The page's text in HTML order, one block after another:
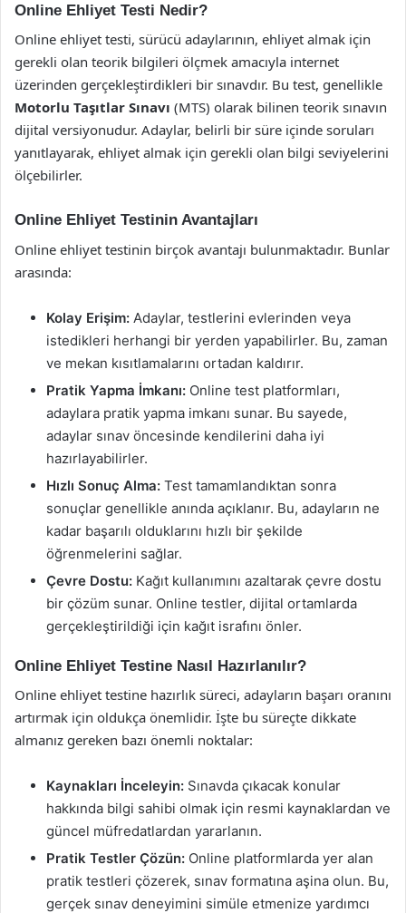
Online Ehliyet Testi Nedir?
Online ehliyet testi, sürücü adaylarının, ehliyet almak için
gerekli olan teorik bilgileri ölçmek amacıyla internet
üzerinden gerçekleştirdikleri bir sınavdır. Bu test, genellikle
Motorlu Taşıtlar Sınavı (MTS) olarak bilinen teorik sınavın
dijital versiyonudur. Adaylar, belirli bir süre içinde soruları
yanıtlayarak, ehliyet almak için gerekli olan bilgi seviyelerini
ölçebilirler.
Online Ehliyet Testinin Avantajları
Online ehliyet testinin birçok avantajı bulunmaktadır. Bunlar
arasında:
Kolay Erişim: Adaylar, testlerini evlerinden veya
istedikleri herhangi bir yerden yapabilirler. Bu, zaman
ve mekan kısıtlamalarını ortadan kaldırır.
Pratik Yapma İmkanı: Online test platformları,
adaylara pratik yapma imkanı sunar. Bu sayede,
adaylar sınav öncesinde kendilerini daha iyi
hazırlayabilirler.
Hızlı Sonuç Alma: Test tamamlandıktan sonra
sonuçlar genellikle anında açıklanır. Bu, adayların ne
kadar başarılı olduklarını hızlı bir şekilde
öğrenmelerini sağlar.
Çevre Dostu: Kağıt kullanımını azaltarak çevre dostu
bir çözüm sunar. Online testler, dijital ortamlarda
gerçekleştirildiği için kağıt israfını önler.
Online Ehliyet Testine Nasıl Hazırlanılır?
Online ehliyet testine hazırlık süreci, adayların başarı oranını
artırmak için oldukça önemlidir. İşte bu süreçte dikkate
almanız gereken bazı önemli noktalar:
Kaynakları İnceleyin: Sınavda çıkacak konular
hakkında bilgi sahibi olmak için resmi kaynaklardan ve
güncel müfredatlardan yararlanın.
Pratik Testler Çözün: Online platformlarda yer alan
pratik testleri çözerek, sınav formatına aşina olun. Bu,
gerçek sınav deneyimini simüle etmenize yardımcı